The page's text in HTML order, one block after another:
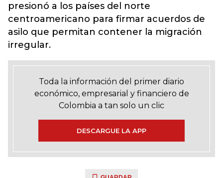
presionó a los países del norte
centroamericano para firmar acuerdos de
asilo que permitan contener la migración
irregular.
Toda la información del primer diario
económico, empresarial y financiero de
Colombia a tan solo un clic
DESCARGUE LA APP